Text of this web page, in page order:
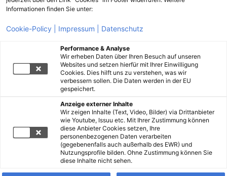
Informationen finden Sie unter:
Cookie-Policy | Impressum | Datenschutz
Performance & Analyse
Wir erheben Daten über Ihren Besuch auf unseren
Websites und setzen hierfür mit Ihrer Einwilligung
Cookies. Dies hilft uns zu verstehen, was wir
verbessern sollen. Die Daten werden in der EU
gespeichert.
Anzeige externer Inhalte
Wir zeigen Inhalte (Text, Video, Bilder) via Drittanbieter
wie Youtube, Issuu etc. Mit Ihrer Zustimmung können
diese Anbieter Cookies setzen, Ihre
personenbezogenen Daten verarbeiten
(gegebenenfalls auch außerhalb des EWR) und
Nutzungsprofile bilden. Ohne Zustimmung können Sie
diese Inhalte nicht sehen.